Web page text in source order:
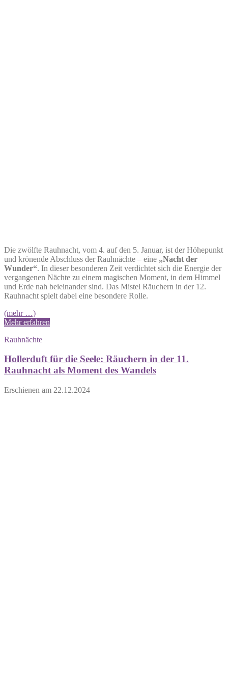
Die zwölfte Rauhnacht, vom 4. auf den 5. Januar, ist der Höhepunkt
und krönende Abschluss der Rauhnächte – eine „Nacht der
Wunder“. In dieser besonderen Zeit verdichtet sich die Energie der
vergangenen Nächte zu einem magischen Moment, in dem Himmel
und Erde nah beieinander sind. Das Mistel Räuchern in der 12.
Rauhnacht spielt dabei eine besondere Rolle.
(mehr …)
Mehr erfahren
Rauhnächte
Hollerduft für die Seele: Räuchern in der 11.
Rauhnacht als Moment des Wandels
Erschienen am 22.12.2024